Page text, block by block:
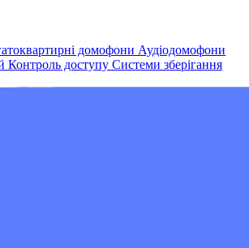
домофони Аудіодомофони
Контроль доступу Системи зберігання